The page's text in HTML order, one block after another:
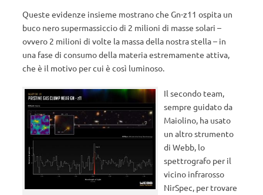
Queste evidenze insieme mostrano che Gn-z11 ospita un
buco nero supermassiccio di 2 milioni di masse solari –
ovvero 2 milioni di volte la massa della nostra stella – in
una fase di consumo della materia estremamente attiva,
che è il motivo per cui è così luminoso.
Il secondo team,
sempre guidato da
Maiolino, ha usato
un altro strumento
di Webb, lo
spettrografo per il
vicino infrarosso
NirSpec, per trovare